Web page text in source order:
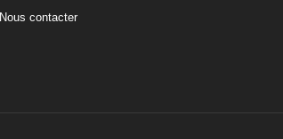
Nous contacter